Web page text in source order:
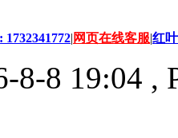
1732341772| 网页在线客服|红
8-8 19:04 ,